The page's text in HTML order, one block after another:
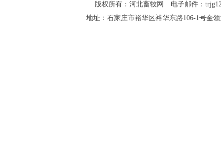
版权所有：河北畜牧网 电子邮件：
地址：石家庄市裕华区裕华东路106-1号金领